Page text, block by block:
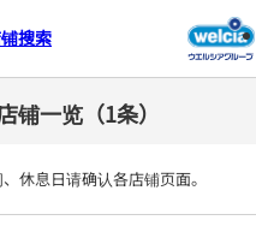
搜索
铺一览（1条）
休息日请确认各店铺页面。